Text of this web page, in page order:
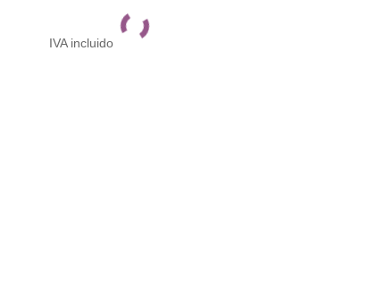
IVA incluido